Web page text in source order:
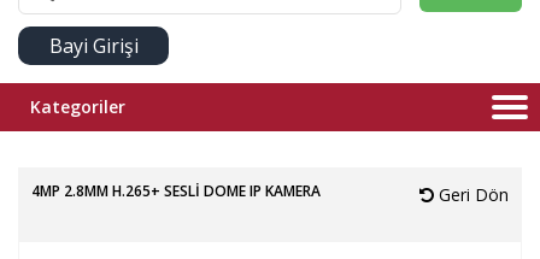
Bayi Girişi
Kategoriler
4MP 2.8MM H.265+ SESLİ DOME IP KAMERA Geri Dön